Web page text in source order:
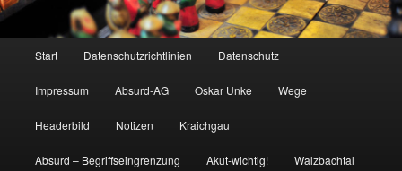
Start Datenschutzrichtlinien Datenschutz
Impressum Absurd-AG Oskar Unke Wege
Headerbild Notizen Kraichgau
Absurd – Begriffseingrenzung Akut-wichtig! Walzbachtal